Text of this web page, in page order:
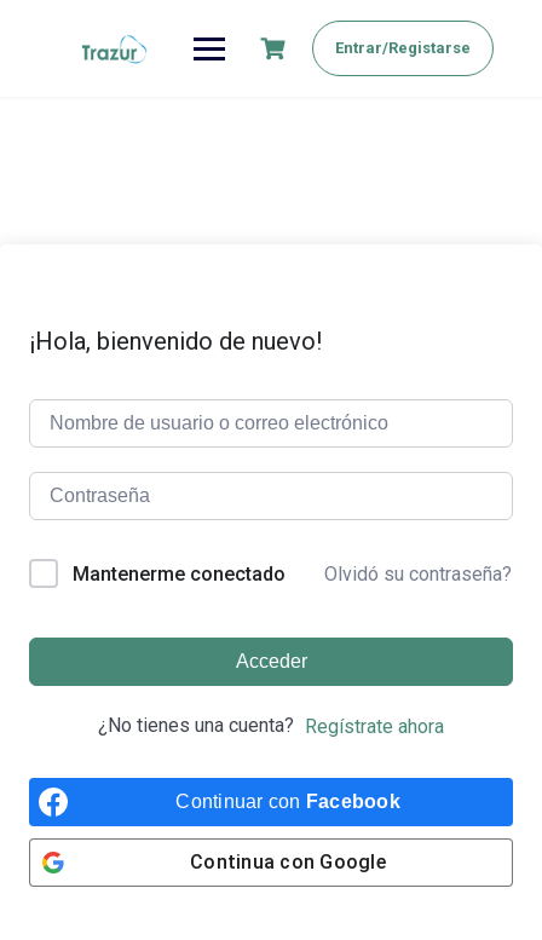
Entrar/Registarse
¡Hola, bienvenido de nuevo!
Mantenerme conectado Olvidó su contraseña?
Acceder
¿No tienes una cuenta? Regístrate ahora
Continuar con Facebook
Continua con Google